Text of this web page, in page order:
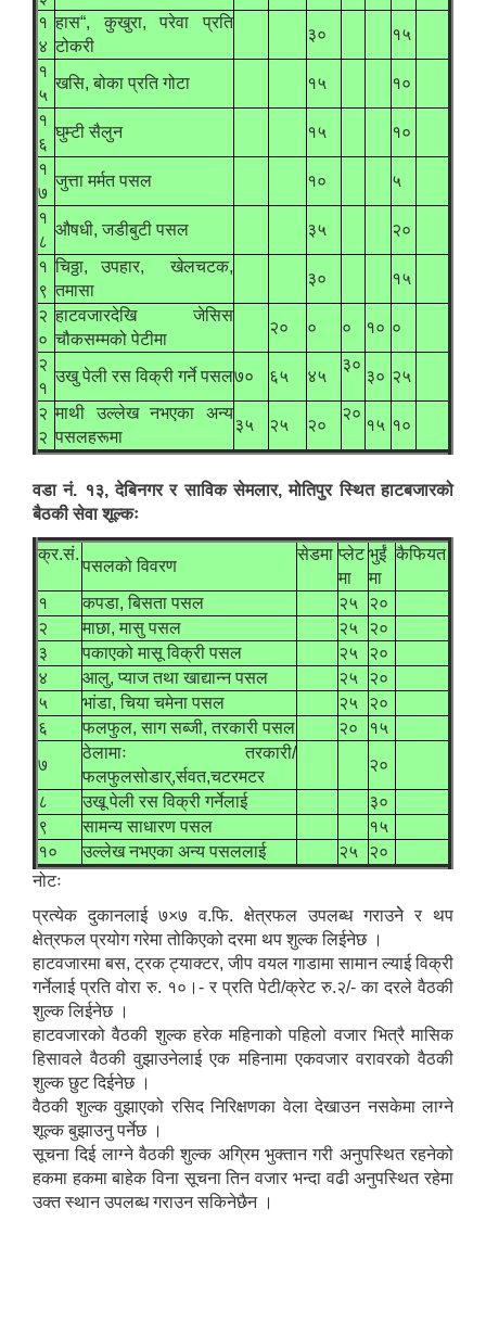
१
४
हास“, कुखुरा, परेवा प्रति
टोकरी
३०
१५
१
५
खसि, बोका प्रति गोटा १५
१०
१
६
घुम्टी सैलुन १५
१०
१
७
जुत्ता मर्मत पसल १०
५
१
८
औषधी, जडीबुटी पसल ३५
२०
१
९
चिठ्ठा, उपहार, खेलचटक,
तमासा
३०
१५
२
०
हाटवजारदेखि जेसिस
चौकसम्मको पेटीमा
२० ० ० १० ०
२
१
उखु पेली रस विक्री गर्ने पसल७० ६५ ४५
३०
३० २५
२
२
माथी उल्लेख नभएका अन्य
पसलहरूमा
३५ २५ २०
२०
१५ १०
वडा नं. १३, देबिनगर र साविक सेमलार, मोतिपुर स्थित हाटबजारको
बैठकी सेवा शूल्कः
क्र.सं.
पसलको विवरण
सेडमा प्लेट
मा
भुईं
मा
कैफियत
१ कपडा, बिसता पसल २५
२०
२
माछा, मासु पसल २५
२०
३
पकाएको मासू विक्री पसल २५
२०
४
आलु, प्याज तथा खाद्यान्न पसल २५
२०
५
भांडा, चिया चमेना पसल २५
२०
६
फलफुल, साग सब्जी, तरकारी पसल २०
१५
७
ठेलामाः तरकारी/
फलफुलसोडार्,र्सवत,चटरमटर
२०
८
उखू पेली रस विक्री गर्नेलाई
३०
९
सामन्य साधारण पसल
१५
१०
उल्लेख नभएका अन्य पसललाई २५
२०
नोटः
प्रत्येक दुकानलाई ७×७ व.फि. क्षेत्रफल उपलब्ध गराउनेे र थप
क्षेत्रफल प्रयोग गरेमा तोकिएको दरमा थप शुल्क लिईनेछ ।
हाटवजारमा बस, ट्रक ट्याक्टर, जीप वयल गाडामा सामान ल्याई विक्री
गर्नेलाई प्रति वोरा रु. १०।- र प्रति पेटी/क्रेट रु.२/- का दरले वैठकी
शुल्क लिईनेछ ।
हाटवजारको वैठकी शुल्क हरेक महिनाको पहिलो वजार भित्रै मासिक
हिसावले वैठकी वुझाउनेलाई एक महिनामा एकवजार वरावरको वैठकी
शुल्क छुट दिईनेछ ।
वैठकी शुल्क वुझाएको रसिद निरिक्षणका वेला देखाउन नसकेमा लाग्ने
शूल्क बुझाउनु पर्नेछ ।
सूचना दिई लाग्ने वैठकी शुल्क अग्रिम भुक्तान गरी अनुपस्थित रहनेको
हकमा हकमा बाहेक विना सूचना तिन वजार भन्दा वढी अनुपस्थित रहेमा
उक्त स्थान उपलब्ध गराउन सकिनेछैन ।